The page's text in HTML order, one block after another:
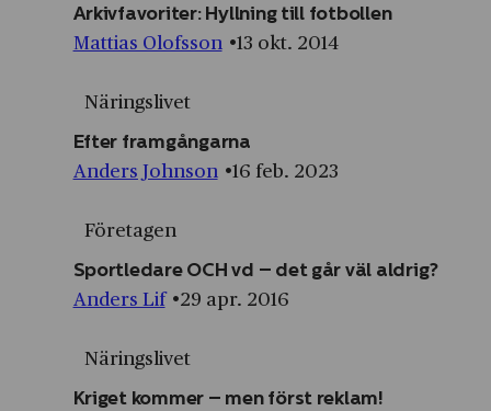
Arkivfavoriter: Hyllning till fotbollen
Mattias Olofsson 13 okt. 2014
Näringslivet
Efter framgångarna
Anders Johnson 16 feb. 2023
Företagen
Sportledare OCH vd – det går väl aldrig?
Anders Lif 29 apr. 2016
Näringslivet
Kriget kommer – men först reklam!